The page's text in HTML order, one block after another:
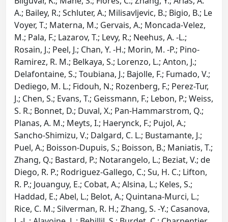
A.; Bailey, R.; Schluter, A.; Milisavljevic, B.; Bigio, B.; Le
Voyer, T.; Materna, M.; Gervais, A.; Moncada-Velez,
M.; Pala, F.; Lazarov, T.; Levy, R.; Neehus, A. -L.;
Rosain, J.; Peel, J.; Chan, Y. -H.; Morin, M. -P.; Pino-
Ramirez, R. M.; Belkaya, S.; Lorenzo, L.; Anton, J.;
Delafontaine, S.; Toubiana, J.; Bajolle, F.; Fumado, V.;
Dediego, M. L.; Fidouh, N.; Rozenberg, F.; Perez-Tur,
J.; Chen, S.; Evans, T.; Geissmann, F.; Lebon, P.; Weiss,
S. R.; Bonnet, D.; Duval, X.; Pan-Hammarstrom, Q.;
Planas, A. M.; Meyts, I.; Haerynck, F.; Pujol, A.;
Sancho-Shimizu, V.; Dalgard, C. L.; Bustamante, J.;
Puel, A.; Boisson-Dupuis, S.; Boisson, B.; Maniatis, T.;
Zhang, Q.; Bastard, P.; Notarangelo, L.; Beziat, V.; de
Diego, R. P.; Rodriguez-Gallego, C.; Su, H. C.; Lifton,
R. P.; Jouanguy, E.; Cobat, A.; Alsina, L.; Keles, S.;
Haddad, E.; Abel, L.; Belot, A.; Quintana-Murci, L.;
Rice, C. M.; Silverman, R. H.; Zhang, S. -Y.; Casanova,